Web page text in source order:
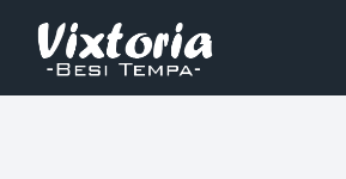
content